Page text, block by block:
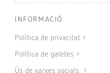
INFORMACIÓ
Política de privacitat
Política de galetes
Ús de xarxes socials